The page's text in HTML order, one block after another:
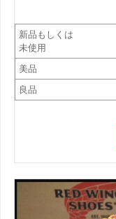
新品もしくは
未使用
美品
良品